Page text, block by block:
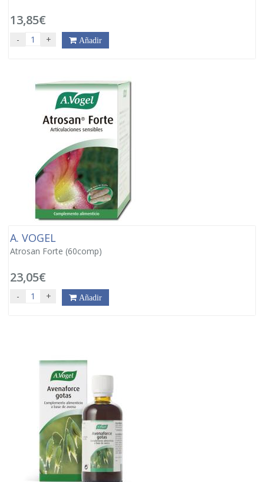
13,85€
- + Añadir
A. VOGEL
Atrosan Forte (60comp)
23,05€
- + Añadir